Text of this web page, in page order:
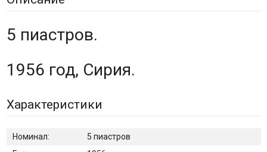
5 пиастров.
1956 год, Сирия.
Характеристики
Номинал:
5 пиастров